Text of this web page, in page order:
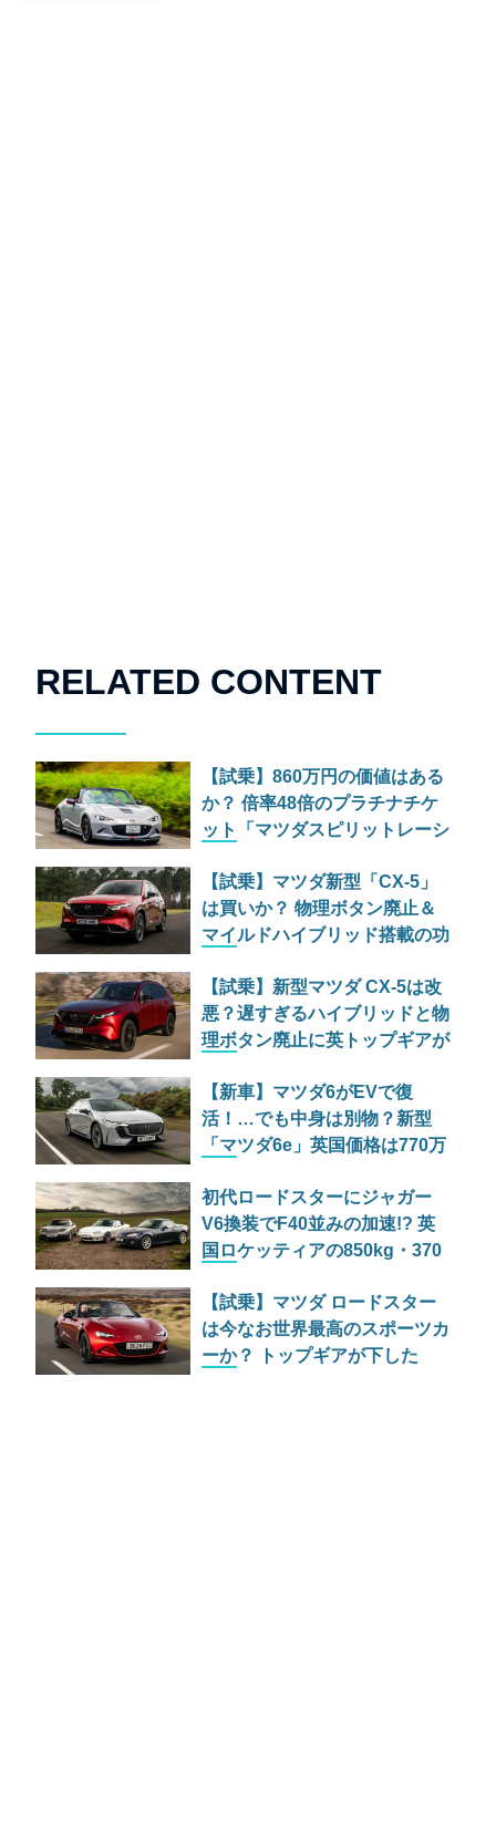
RELATED CONTENT
【試乗】860万円の価値はある
か？ 倍率48倍のプラチナチケ
ット「マツダスピリットレーシ
せる究極の人馬一体
【試乗】マツダ新型「CX-5」
は買いか？ 物理ボタン廃止＆
マイルドハイブリッド搭載の功
【試乗】新型マツダ CX-5は改
悪？遅すぎるハイブリッドと物
理ボタン廃止に英トップギアが
【新車】マツダ6がEVで復
活！…でも中身は別物？新型
「マツダ6e」英国価格は770万
初代ロードスターにジャガー
V6換装でF40並みの加速!? 英
国ロケッティアの850kg・370
【試乗】マツダ ロードスター
は今なお世界最高のスポーツカ
ーか？ トップギアが下した